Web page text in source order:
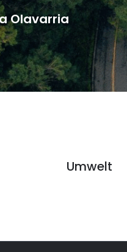
Olavarria
Umwelt